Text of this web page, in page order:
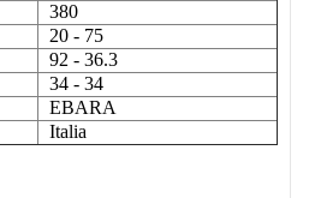
380
20 - 75
92 - 36.3
34 - 34
EBARA
Italia